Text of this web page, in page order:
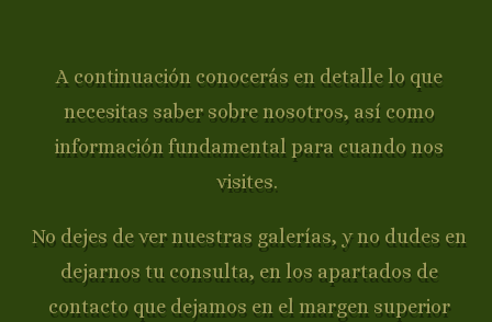
A continuación conocerás en detalle lo que
necesitas saber sobre nosotros, así como
información fundamental para cuando nos
visites.
No dejes de ver nuestras galerías, y no dudes en
dejarnos tu consulta, en los apartados de
contacto que dejamos en el margen superior